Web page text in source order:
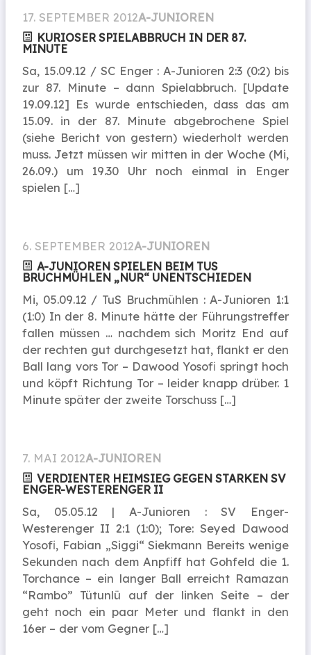
17. SEPTEMBER 2012A-JUNIOREN
KURIOSER SPIELABBRUCH IN DER 87.
MINUTE
Sa, 15.09.12 / SC Enger : A-Junioren 2:3 (0:2) bis
zur 87. Minute – dann Spielabbruch. [Update
19.09.12] Es wurde entschieden, dass das am
15.09. in der 87. Minute abgebrochene Spiel
(siehe Bericht von gestern) wiederholt werden
muss. Jetzt müssen wir mitten in der Woche (Mi,
26.09.) um 19.30 Uhr noch einmal in Enger
spielen […]
6. SEPTEMBER 2012A-JUNIOREN
A-JUNIOREN SPIELEN BEIM TUS
BRUCHMÜHLEN „NUR“ UNENTSCHIEDEN
Mi, 05.09.12 / TuS Bruchmühlen : A-Junioren 1:1
(1:0) In der 8. Minute hätte der Führungstreffer
fallen müssen … nachdem sich Moritz End auf
der rechten gut durchgesetzt hat, flankt er den
Ball lang vors Tor – Dawood Yosofi springt hoch
und köpft Richtung Tor – leider knapp drüber. 1
Minute später der zweite Torschuss […]
7. MAI 2012A-JUNIOREN
VERDIENTER HEIMSIEG GEGEN STARKEN SV
ENGER-WESTERENGER II
Sa, 05.05.12 | A-Junioren : SV Enger-
Westerenger II 2:1 (1:0); Tore: Seyed Dawood
Yosofi, Fabian „Siggi“ Siekmann Bereits wenige
Sekunden nach dem Anpfiff hat Gohfeld die 1.
Torchance – ein langer Ball erreicht Ramazan
“Rambo” Tütunlü auf der linken Seite – der
geht noch ein paar Meter und flankt in den
16er – der vom Gegner […]